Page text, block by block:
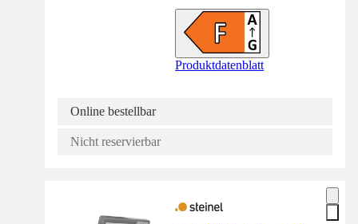
Produktdatenblatt
Online bestellbar
Nicht reservierbar